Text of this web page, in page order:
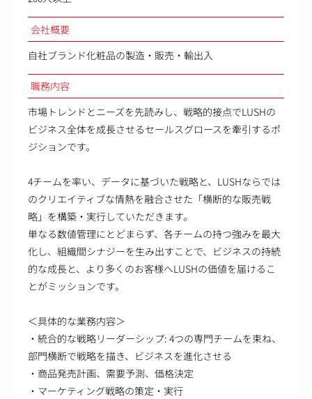
会社概要
自社ブランド化粧品の製造・販売・輸出入
職務内容
市場トレンドとニーズを先読みし、戦略的接点でLUSHの
ビジネス全体を成長させるセールスグロースを牽引するポ
ジションです。
4チームを率い、データに基づいた戦略と、LUSHならでは
のクリエイティブな情熱を融合させた「横断的な販売戦
略」を構築・実行していただきます。
単なる数値管理にとどまらず、各チームの持つ強みを最大
化し、組織間シナジーを生み出すことで、ビジネスの持続
的な成長と、より多くのお客様へLUSHの価値を届けるこ
とがミッションです。
＜具体的な業務内容＞
・統合的な戦略リーダーシップ: 4つの専門チームを束ね、
部門横断で戦略を描き、ビジネスを進化させる
・商品発売計画、需要予測、価格決定
・マーケティング戦略の策定・実行